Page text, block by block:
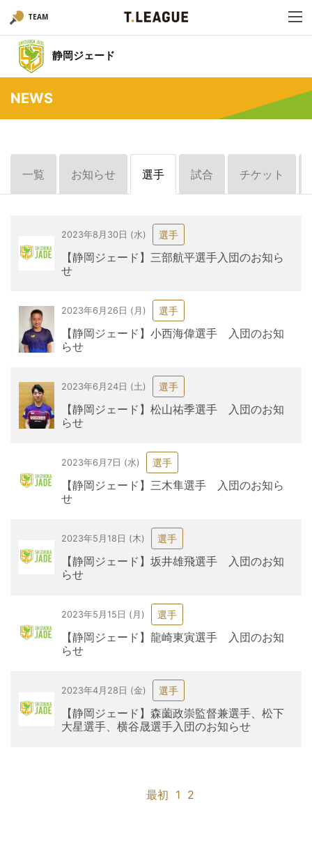
TEAM
静岡ジェード
NEWS
一覧 お知らせ 選手 試合 チケット
2023年8月30日 (水) 選手
【静岡ジェード】三部航平選手入団のお知ら
せ
2023年6月26日 (月) 選手
【静岡ジェード】小西海偉選手 入団のお知
らせ
2023年6月24日 (土) 選手
【静岡ジェード】松山祐季選手 入団のお知
らせ
2023年6月7日 (水) 選手
【静岡ジェード】三木隼選手 入団のお知ら
せ
2023年5月18日 (木) 選手
【静岡ジェード】坂井雄飛選手 入団のお知
らせ
2023年5月15日 (月) 選手
【静岡ジェード】龍崎東寅選手 入団のお知
らせ
2023年4月28日 (金) 選手
【静岡ジェード】森薗政崇監督兼選手、松下
大星選手、横谷晟選手入団のお知らせ
最初 1 2